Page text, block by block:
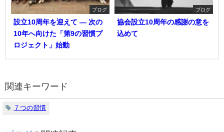
ブログ
設立10周年を迎えて ― 次の
10年へ向けた「第9の習慣プ
ロジェクト」始動
ブログ
協会設立10周年の感謝の意を
込めて
関連キーワード
７つの習慣